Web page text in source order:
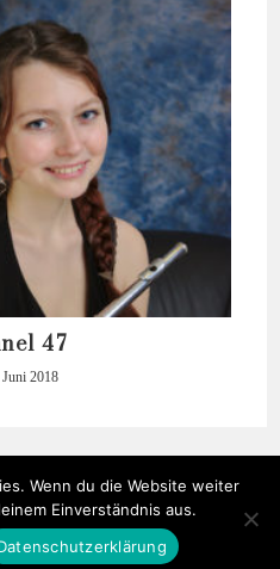
47
2018
Wenn du die Website weiter
Einverständnis aus.